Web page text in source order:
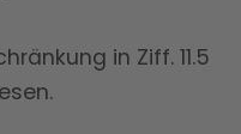
in Ziff. 11.5